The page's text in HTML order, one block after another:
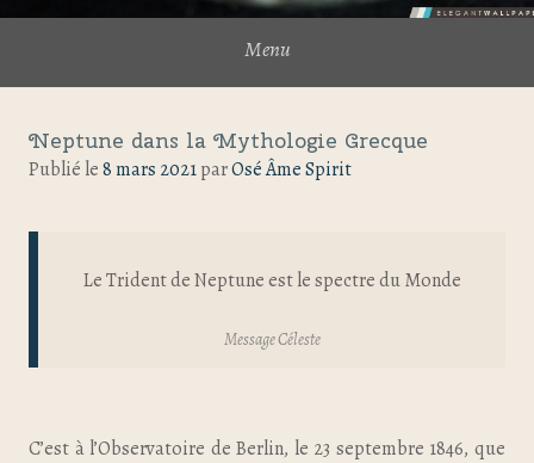
Menu
Neptune dans la Mythologie Grecque
Publié le8 mars 2021parOsé Âme Spirit
Le Trident de Neptune est le spectre du Monde
Message Céleste
C’est à l’Observatoire de Berlin, le 23 septembre 1846, que